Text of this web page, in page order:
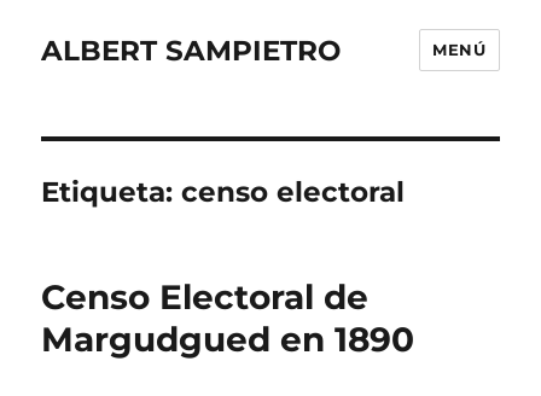
ALBERT SAMPIETRO MENÚ
Etiqueta:censo electoral
Censo Electoral de
Margudgued en 1890